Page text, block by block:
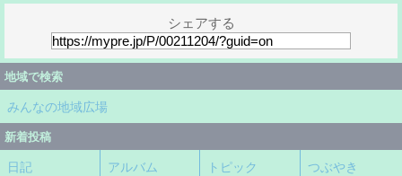
シェアする
地域で検索
みんなの地域広場
新着投稿
日記 アルバム トピック つぶやき